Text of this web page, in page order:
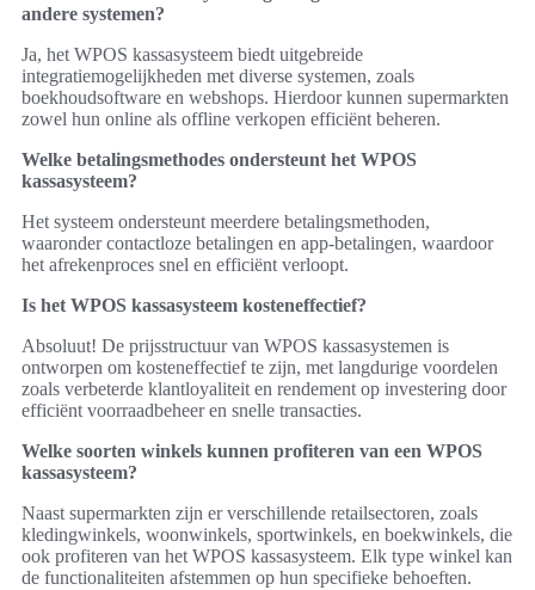
andere systemen?
Ja, het WPOS kassasysteem biedt uitgebreide
integratiemogelijkheden met diverse systemen, zoals
boekhoudsoftware en webshops. Hierdoor kunnen supermarkten
zowel hun online als offline verkopen efficiënt beheren.
Welke betalingsmethodes ondersteunt het WPOS
kassasysteem?
Het systeem ondersteunt meerdere betalingsmethoden,
waaronder contactloze betalingen en app-betalingen, waardoor
het afrekenproces snel en efficiënt verloopt.
Is het WPOS kassasysteem kosteneffectief?
Absoluut! De prijsstructuur van WPOS kassasystemen is
ontworpen om kosteneffectief te zijn, met langdurige voordelen
zoals verbeterde klantloyaliteit en rendement op investering door
efficiënt voorraadbeheer en snelle transacties.
Welke soorten winkels kunnen profiteren van een WPOS
kassasysteem?
Naast supermarkten zijn er verschillende retailsectoren, zoals
kledingwinkels, woonwinkels, sportwinkels, en boekwinkels, die
ook profiteren van het WPOS kassasysteem. Elk type winkel kan
de functionaliteiten afstemmen op hun specifieke behoeften.